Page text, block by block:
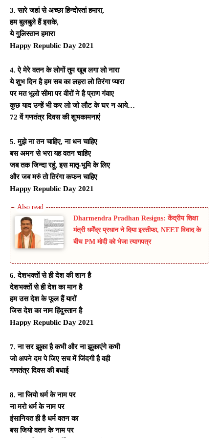
3. सारे जहां से अच्छा हिन्दोस्तां हमारा,
हम बुलबुले हैं इसके,
ये गुलिस्तान हमारा
Happy Republic Day 2021
4. ऐ मेरे वतन के लोगों तुम खूब लगा लो नारा
ये शुभ दिन है हम सब का लहरा लो तिरंगा प्यारा
पर मत भूलो सीमा पर वीरों ने है प्राण गंवाए
कुछ याद उन्हें भी कर लो जो लौट के घर न आये…
72 वें गणतंत्र दिवस की शुभकामनाएं
5. मुझे ना तन चाहिए, ना धन चाहिए
बस अमन से भरा यह वतन चाहिए
जब तक जिन्दा रहूं, इस मातृ-भूमि के लिए
और जब मरुं तो तिरंगा कफन चाहिए
Happy Republic Day 2021
Dharmendra Pradhan Resigns: केंद्रीय शिक्षा
मंत्री धर्मेंद्र प्रधान ने दिया इस्तीफा, NEET विवाद के
बीच PM मोदी को भेजा त्यागपत्र
6. देशभक्तों से ही देश की शान है
देशभक्तों से ही देश का मान है
हम उस देश के फूल हैं यारों
जिस देश का नाम हिंदुस्तान है
Happy Republic Day 2021
7. ना सर झुका है कभी और ना झुकाएंगे कभी
जो अपने दम पे जिए सच में जिंदगी है वही
गणतंत्र दिवस की बधाई
8. ना जियो धर्म के नाम पर
ना मरो धर्म के नाम पर
इंसानियत ही है धर्म वतन का
बस जियो वतन के नाम पर